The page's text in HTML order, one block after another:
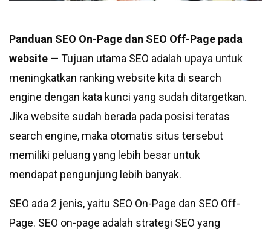
Panduan SEO On-Page dan SEO Off-Page pada
website — Tujuan utama SEO adalah upaya untuk
meningkatkan ranking website kita di search
engine dengan kata kunci yang sudah ditargetkan.
Jika website sudah berada pada posisi teratas
search engine, maka otomatis situs tersebut
memiliki peluang yang lebih besar untuk
mendapat pengunjung lebih banyak.
SEO ada 2 jenis, yaitu SEO On-Page dan SEO Off-
Page. SEO on-page adalah strategi SEO yang